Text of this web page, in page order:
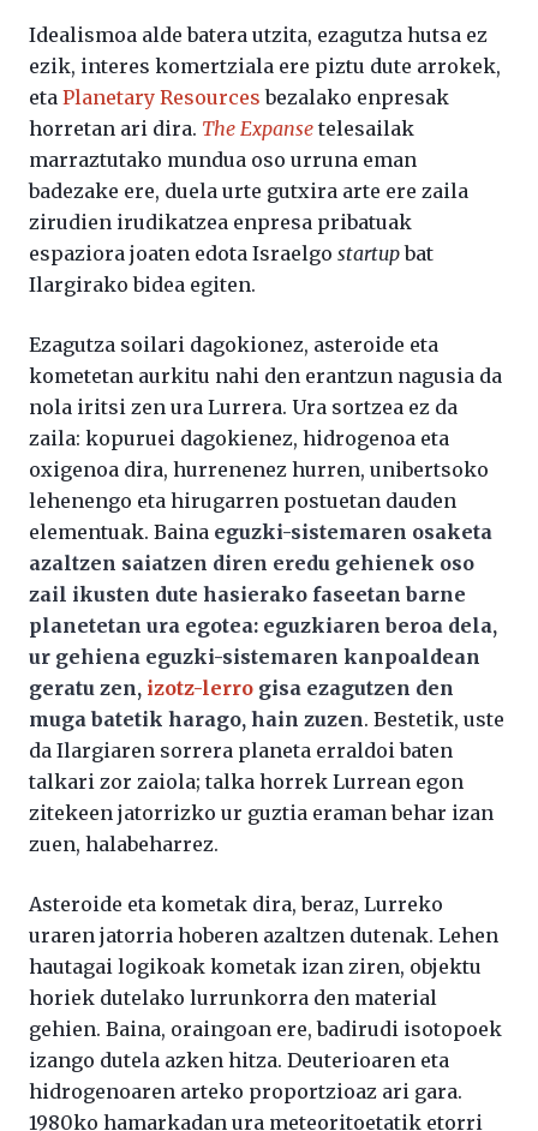
Idealismoa alde batera utzita, ezagutza hutsa ez
ezik, interes komertziala ere piztu dute arrokek,
eta Planetary Resources bezalako enpresak
horretan ari dira. The Expanse telesailak
marraztutako mundua oso urruna eman
badezake ere, duela urte gutxira arte ere zaila
zirudien irudikatzea enpresa pribatuak
espaziora joaten edota Israelgo startupbat
Ilargirako bidea egiten.
Ezagutza soilari dagokionez, asteroide eta
kometetan aurkitu nahi den erantzun nagusia da
nola iritsi zen ura Lurrera. Ura sortzea ez da
zaila: kopuruei dagokienez, hidrogenoa eta
oxigenoa dira, hurrenenez hurren, unibertsoko
lehenengo eta hirugarren postuetan dauden
elementuak. Baina eguzki-sistemaren osaketa
azaltzen saiatzen diren eredu gehienek oso
zail ikusten dute hasierako faseetan barne
planetetan ura egotea: eguzkiaren beroa dela,
ur gehiena eguzki-sistemaren kanpoaldean
geratu zen, izotz-lerro gisa ezagutzen den
muga batetik harago, hain zuzen. Bestetik, uste
da Ilargiaren sorrera planeta erraldoi baten
talkari zor zaiola; talka horrek Lurrean egon
zitekeen jatorrizko ur guztia eraman behar izan
zuen, halabeharrez.
Asteroide eta kometak dira, beraz, Lurreko
uraren jatorria hoberen azaltzen dutenak. Lehen
hautagai logikoak kometak izan ziren, objektu
horiek dutelako lurrunkorra den material
gehien. Baina, oraingoan ere, badirudi isotopoek
izango dutela azken hitza. Deuterioaren eta
hidrogenoaren arteko proportzioaz ari gara.
1980ko hamarkadan ura meteoritoetatik etorri